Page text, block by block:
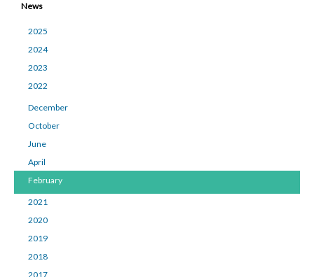
News
2025
2024
2023
2022
December
October
June
April
February
2021
2020
2019
2018
2017